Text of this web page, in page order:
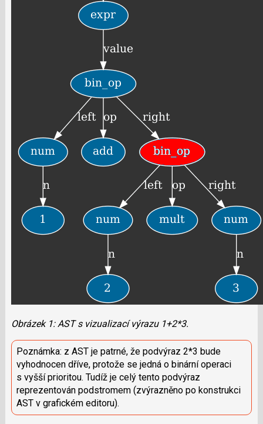
Obrázek 1: AST s vizualizací výrazu 1+2*3.
Poznámka: z AST je patrné, že podvýraz 2*3 bude
vyhodnocen dříve, protože se jedná o binární operaci
s vyšší prioritou. Tudíž je celý tento podvýraz
reprezentován podstromem (zvýrazněno po konstrukci
AST v grafickém editoru).